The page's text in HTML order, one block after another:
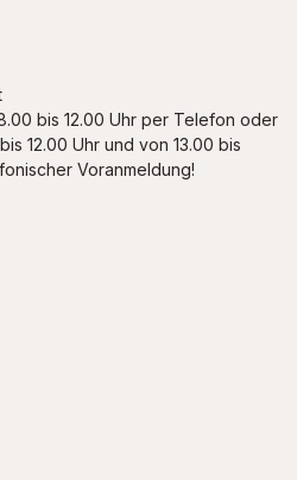
bis 12.00 Uhr per Telefon oder
12.00 Uhr und von 13.00 bis
Voranmeldung!